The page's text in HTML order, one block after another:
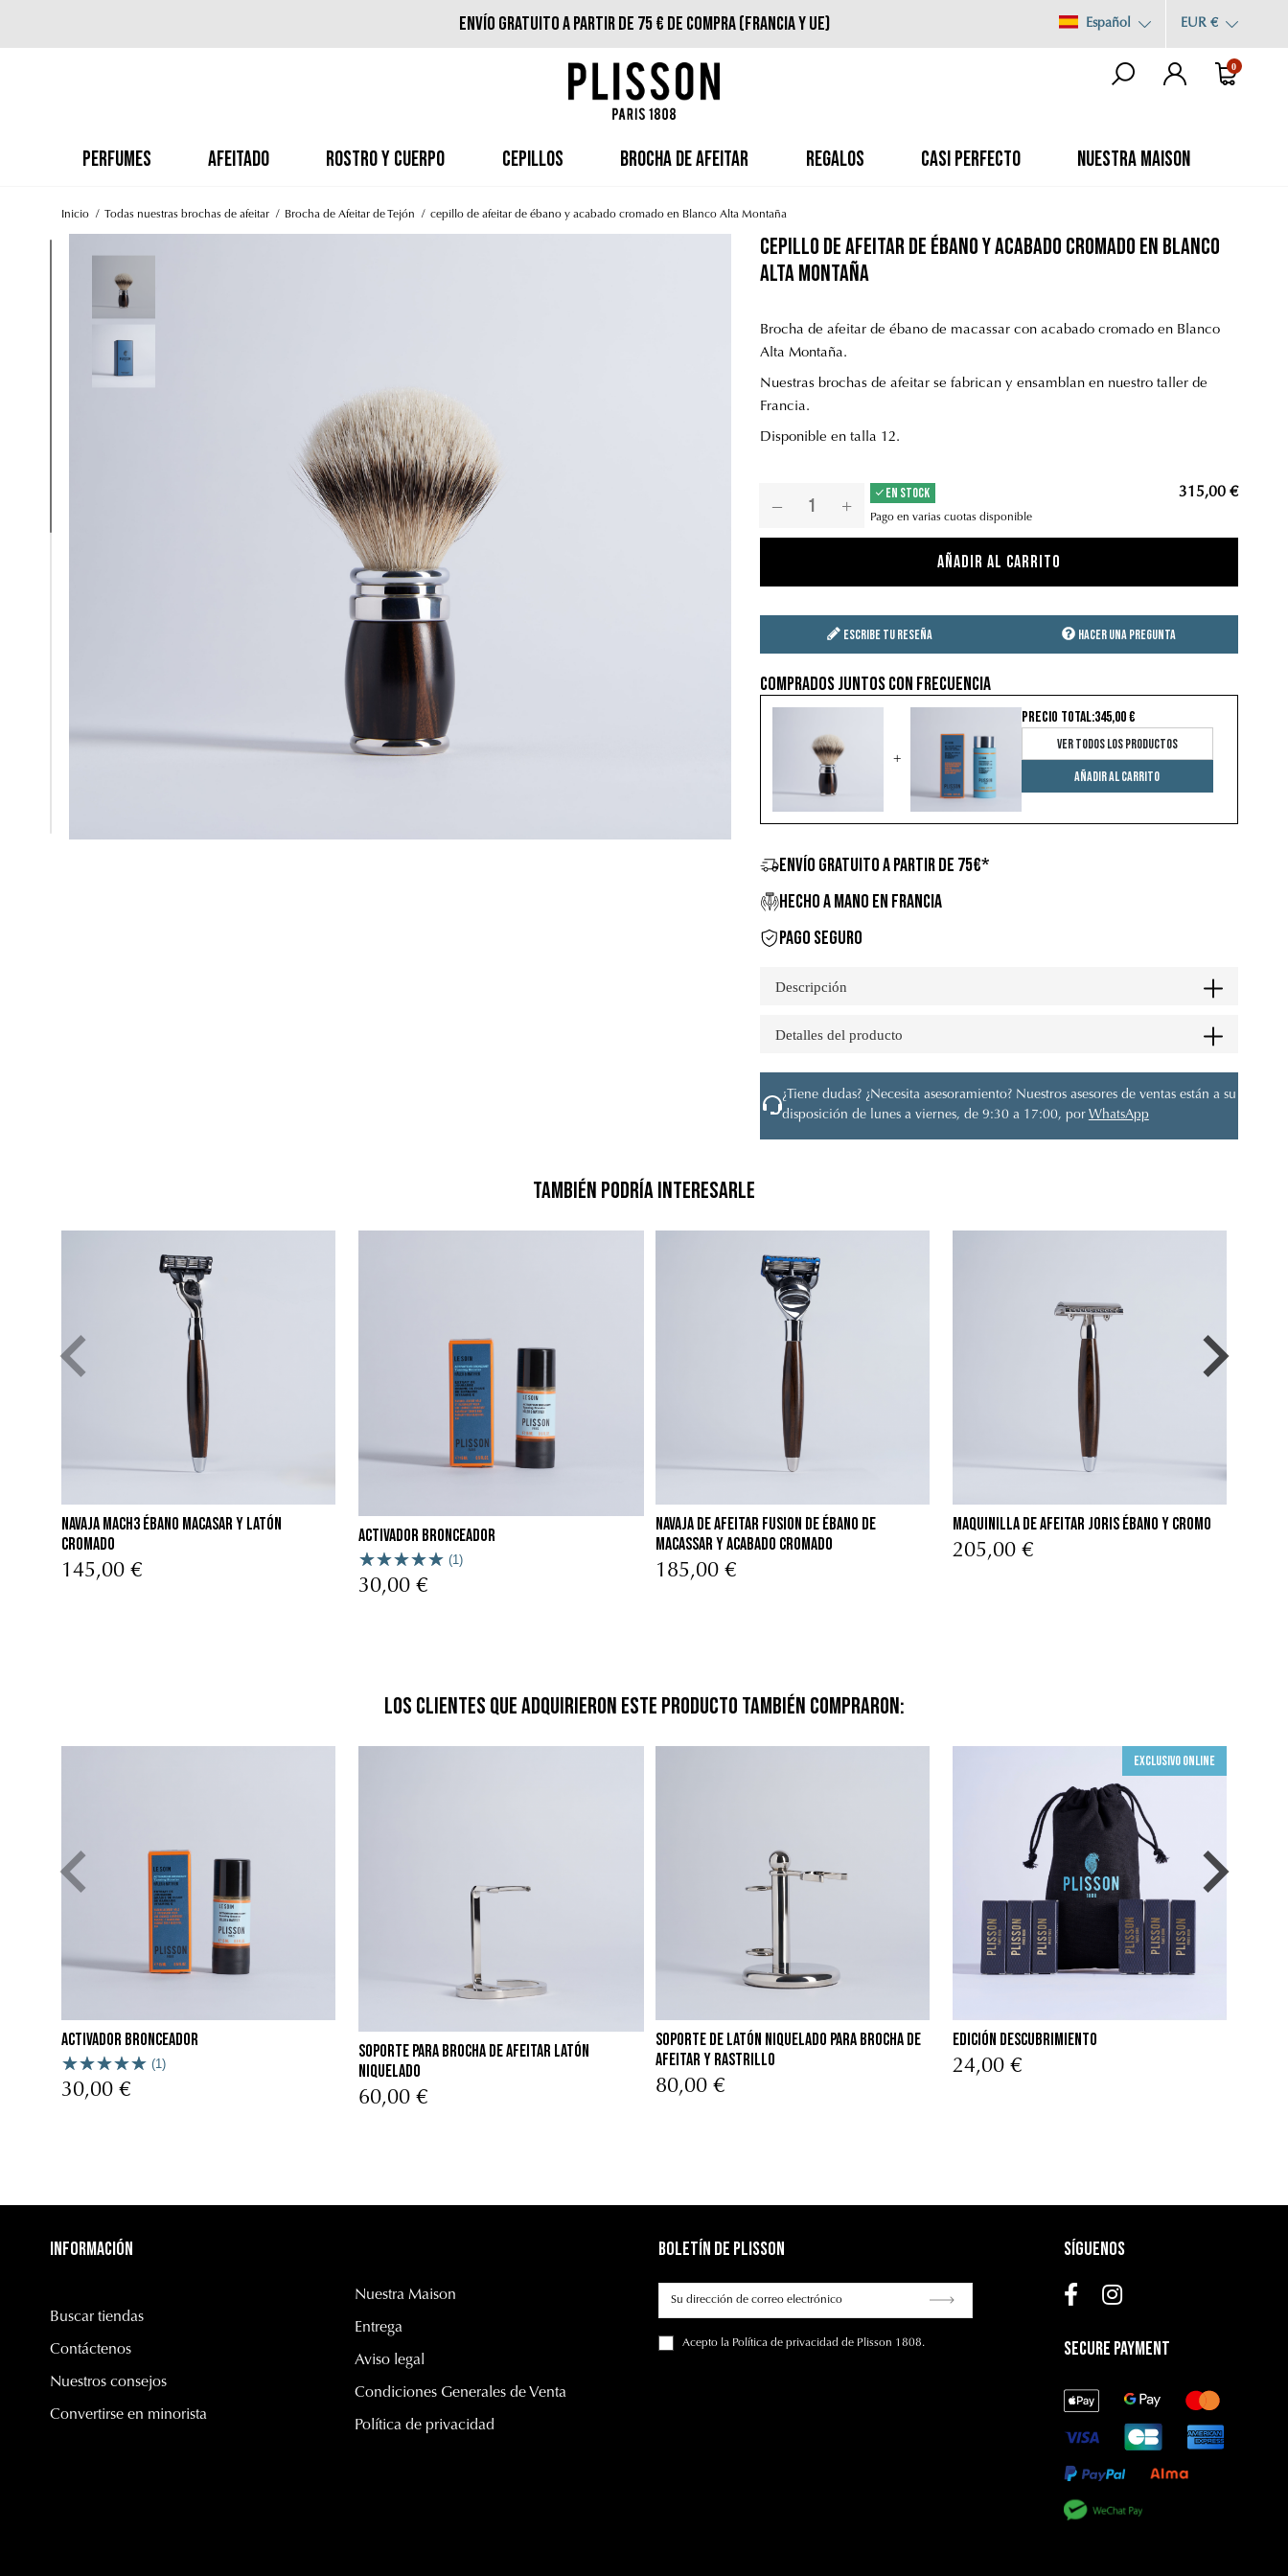
Envío gratuito a partir de 75 € de compra (Francia y UE) Español EUR €
0
PERFUMES AFEITADO ROSTRO Y CUERPO CEPILLOS BROCHA DE AFEITAR REGALOS CASI PERFECTO NUESTRA MAISON
Inicio Todas nuestras brochas de afeitar Brocha de Afeitar de Tejón cepillo de afeitar de ébano y acabado cromado en Blanco Alta Montaña
cepillo de afeitar de ébano y acabado cromado en Blanco
Alta Montaña
Brocha de afeitar de ébano de macassar con acabado cromado en Blanco
Alta Montaña.
Nuestras brochas de afeitar se fabrican y ensamblan en nuestro taller de
Francia.
Disponible en talla 12.
EN STOCK
Pago en varias cuotas disponible
315,00 €
Añadir al carrito
Escribe tu reseña Hacer una pregunta
Comprados juntos con frecuencia
+
PRECIO TOTAL:345,00 €
Ver todos los productos
Añadir al carrito
ENVÍO GRATUITO A PARTIR DE 75€*
HECHO A MANO EN FRANCIA
PAGO SEGURO
Descripción
Detalles del producto
¿Tiene dudas? ¿Necesita asesoramiento? Nuestros asesores de ventas están a su
disposición de lunes a viernes, de 9:30 a 17:00, por WhatsApp
También podría interesarle
Navaja Mach3 Ébano Macasar y Latón
Cromado
145,00 €
Activador bronceador
(1)
30,00 €
navaja de afeitar fusion de ébano de
macassar y acabado cromado
185,00 €
maquinilla de afeitar Joris ébano y cromo
205,00 €
Los clientes que adquirieron este producto también compraron:
Activador bronceador
(1)
30,00 €
Soporte para brocha de afeitar latón
niquelado
60,00 €
Soporte de Latón niquelado para Brocha de
Afeitar y Rastrillo
80,00 €
Exclusivo online
Edición Descubrimiento
24,00 €
Información
Buscar tiendas
Contáctenos
Nuestros consejos
Convertirse en minorista
Nuestra Maison
Entrega
Aviso legal
Condiciones Generales de Venta
Política de privacidad
Boletín de Plisson
Acepto la Política de privacidad de Plisson 1808.
Síguenos
Secure Payment